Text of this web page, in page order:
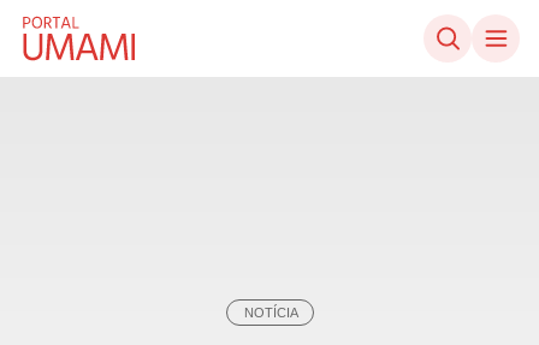
Ir direto ao conteúdo
NOTÍCIA